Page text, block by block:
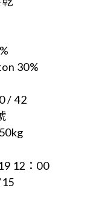
30%
/ 42
50kg
12 ： 00